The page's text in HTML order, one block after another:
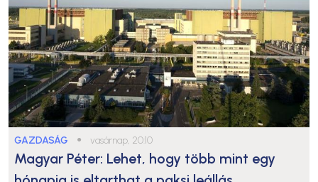
GAZDASÁG ● vasárnap, 20:10
Magyar Péter: Lehet, hogy több mint egy